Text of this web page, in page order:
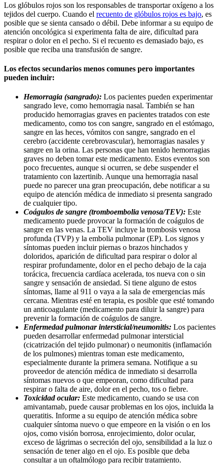
Los glóbulos rojos son los responsables de transportar oxígeno a los
tejidos del cuerpo. Cuando el recuento de glóbulos rojos es bajo, es
posible que se sienta cansado o débil. Debe informar a su equipo de
atención oncológica si experimenta falta de aire, dificultad para
respirar o dolor en el pecho. Si el recuento es demasiado bajo, es
posible que reciba una transfusión de sangre.
Los efectos secundarios menos comunes pero importantes
pueden incluir:
Hemorragia (sangrado): Los pacientes pueden experimentar
sangrado leve, como hemorragia nasal. También se han
producido hemorragias graves en pacientes tratados con este
medicamento, como tos con sangre, sangrado en el estómago,
sangre en las heces, vómitos con sangre, sangrado en el
cerebro (accidente cerebrovascular), hemorragias nasales y
sangre en la orina. Las personas que han tenido hemorragias
graves no deben tomar este medicamento. Estos eventos son
poco frecuentes, aunque si ocurren, se debe suspender el
tratamiento con lazertinib. Aunque una hemorragia nasal
puede no parecer una gran preocupación, debe notificar a su
equipo de atención médica de inmediato si presenta sangrado
de cualquier tipo.
Coágulos de sangre (tromboembolia venosa/TEV): Este
medicamento puede provocar la formación de coágulos de
sangre en las venas. La TEV incluye la trombosis venosa
profunda (TVP) y la embolia pulmonar (EP). Los signos y
síntomas pueden incluir piernas o brazos hinchados y
doloridos, aparición de dificultad para respirar o dolor al
respirar profundamente, dolor en el pecho debajo de la caja
torácica, frecuencia cardíaca acelerada, tos nueva con o sin
sangre y sensación de ansiedad. Si tiene alguno de estos
síntomas, llame al 911 o vaya a la sala de emergencias más
cercana. Mientras esté en terapia, es posible que esté tomando
un anticoagulante (medicamento para diluir la sangre) para
prevenir la formación de coágulos de sangre.
Enfermedad pulmonar intersticial/neumonitis: Los pacientes
pueden desarrollar enfermedad pulmonar intersticial
(cicatrización del tejido pulmonar) o neumonitis (inflamación
de los pulmones) mientras toman este medicamento,
especialmente durante la primera semana. Notifique a su
proveedor de atención médica de inmediato si desarrolla
síntomas nuevos o que empeoran, como dificultad para
respirar o falta de aire, dolor en el pecho, tos o fiebre.
Toxicidad ocular: Este medicamento, cuando se usa con
amivantamab, puede causar problemas en los ojos, incluida la
queratitis. Informe a su equipo de atención médica sobre
cualquier síntoma nuevo o que empeore en la visión o en los
ojos, como visión borrosa, enrojecimiento, dolor ocular,
exceso de lágrimas o secreción del ojo, sensibilidad a la luz o
sensación de tener algo en el ojo. Es posible que deba
consultar a un oftalmólogo para recibir tratamiento.